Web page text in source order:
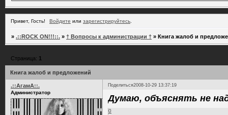
Привет, Гость! Войдите или зарегистрируйтесь
» .::ROCK ON!!!::. » † Вопросы к администрации † » Книга жалоб и
Книга жалоб и предложений
Страница: 1
Поделиться2008-10-29 13:37:19
.::АгамА::.
Администратор
Думаю, объяснять не
0